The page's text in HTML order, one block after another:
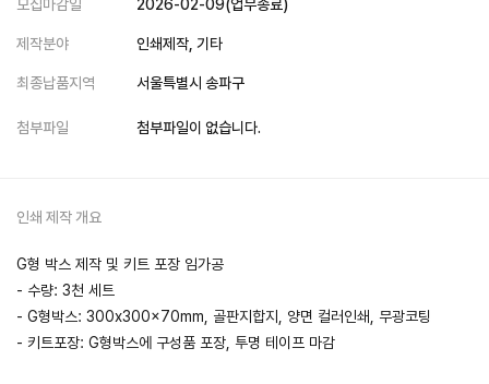
모집마감일 2026-02-09(업무종료)
제작분야 인쇄제작, 기타
최종납품지역 서울특별시 송파구
첨부파일 첨부파일이 없습니다.
인쇄 제작 개요
G형 박스 제작 및 키트 포장 임가공
- 수량: 3천 세트
- G형박스: 300x300x70mm, 골판지합지, 양면 컬러인쇄, 무광코팅
- 키트포장: G형박스에 구성품 포장, 투명 테이프 마감